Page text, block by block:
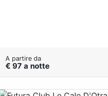
A partire da
€ 97 a notte